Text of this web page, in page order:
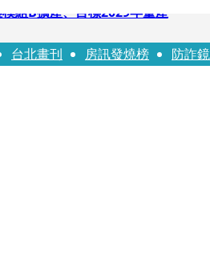
組B擴產、目標2029年量產
門婚碎原因曝 岳母徐莉玲風暴意
台北畫刊 房訊發燒榜 防詐